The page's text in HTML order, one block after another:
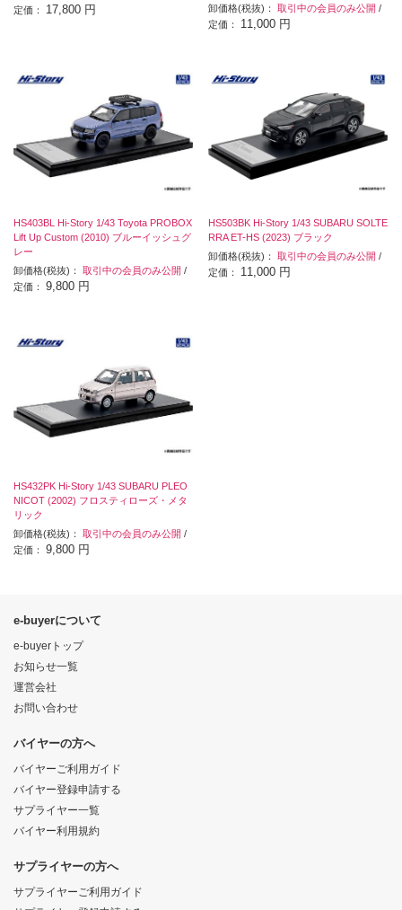
定価： 17,800 円
卸価格(税抜)：取引中の会員のみ公開 /
定価： 11,000 円
HS403BL Hi-Story 1/43 Toyota PROBOX
Lift Up Custom (2010) ブルーイッシュグ
レー
卸価格(税抜)： 取引中の会員のみ公開 /
定価： 9,800 円
HS503BK Hi-Story 1/43 SUBARU SOLTE
RRA ET-HS (2023) ブラック
卸価格(税抜)：取引中の会員のみ公開 /
定価： 11,000 円
HS432PK Hi-Story 1/43 SUBARU PLEO
NICOT (2002) フロスティローズ・メタ
リック
卸価格(税抜)： 取引中の会員のみ公開 /
定価： 9,800 円
e-buyerについて
e-buyerトップ
お知らせ一覧
運営会社
お問い合わせ
バイヤーの方へ
バイヤーご利用ガイド
バイヤー登録申請する
サプライヤー一覧
バイヤー利用規約
サプライヤーの方へ
サプライヤーご利用ガイド